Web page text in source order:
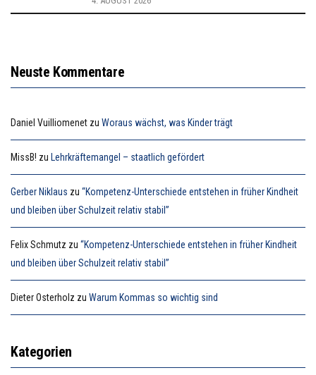
Neuste Kommentare
Daniel Vuilliomenet zu Woraus wächst, was Kinder trägt
MissB! zu Lehrkräftemangel – staatlich gefördert
Gerber Niklaus zu “Kompetenz-Unterschiede entstehen in früher Kindheit
und bleiben über Schulzeit relativ stabil”
Felix Schmutz zu “Kompetenz-Unterschiede entstehen in früher Kindheit
und bleiben über Schulzeit relativ stabil”
Dieter Osterholz zu Warum Kommas so wichtig sind
Kategorien